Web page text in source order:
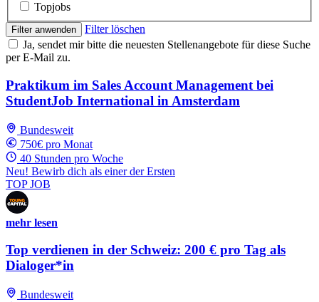
Topjobs
Filter anwenden
Filter löschen
Ja, sendet mir bitte die neuesten Stellenangebote für diese Suche
per E-Mail zu.
Praktikum im Sales Account Management bei
StudentJob International in Amsterdam
Bundesweit
750€ pro Monat
40 Stunden pro Woche
Neu! Bewirb dich als einer der Ersten
TOP JOB
mehr lesen
Top verdienen in der Schweiz: 200 € pro Tag als
Dialoger*in
Bundesweit